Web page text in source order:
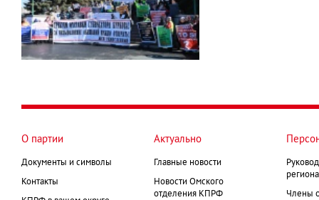
О партии
Документы и символы
Контакты
Актуально
Главные новости
Новости Омского
отделения КПРФ
Члены